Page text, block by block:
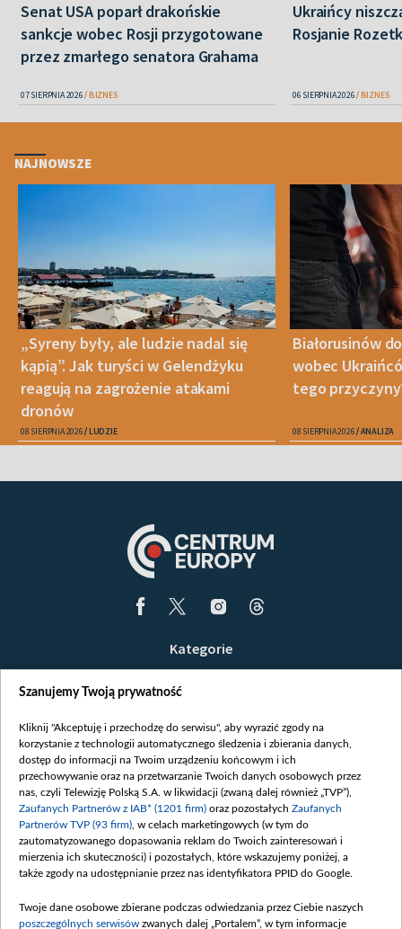
Senat USA poparł drakońskie
sankcje wobec Rosji przygotowane
przez zmarłego senatora Grahama
07 SIERPNIA 2026 BIZNES
Ukraińcy
Rosjanie
06 SIERPNIA 2026 BIZNES
NAJNOWSZE
„Syreny były, ale ludzie nadal się
kąpią”. Jak turyści w Gelendżyku
reagują na zagrożenie atakami
dronów
08 SIERPNIA 2026 LUDZIE
Białorusinów
wobec
tego
08 SIERPNIA 2026 ANALIZA
Kategorie
Opinie
Białoruś / Polska
Czytelnia
Centrum Europy
O nas
Kontakt
Informacje o nadawcy
Serwisy partnerskie
Szanujemy Twoją prywatność
Kliknij "Akceptuję i przechodzę do serwisu", aby wyrazić zgody na
korzystanie z technologii automatycznego śledzenia i zbierania danych,
dostęp do informacji na Twoim urządzeniu końcowym i ich
przechowywanie oraz na przetwarzanie Twoich danych osobowych przez
nas, czyli Telewizję Polską S.A. w likwidacji (zwaną dalej również „TVP”),
Zaufanych Partnerów z IAB* (1201 firm) oraz pozostałych Zaufanych
Partnerów TVP (93 firm) , w celach marketingowych (w tym do
zautomatyzowanego dopasowania reklam do Twoich zainteresowań i
mierzenia ich skuteczności) i pozostałych, które wskazujemy poniżej, a
także zgody na udostępnianie przez nas identyfikatora PPID do Google.
Twoje dane osobowe zbierane podczas odwiedzania przez Ciebie naszych
poszczególnych serwisów zwanych dalej „Portalem”, w tym informacje